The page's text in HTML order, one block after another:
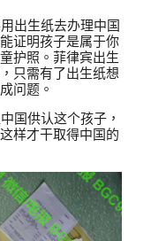
出生纸去办理中国
证明孩子是属于你
护照。菲律宾出生
只需有了出生纸想
问题。
国供认这个孩子，
样才干取得中国的